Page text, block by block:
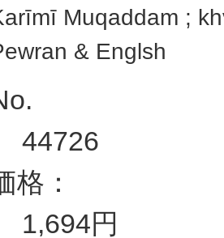
Muqaddam ;
& Englsh
44726
格：
1,694円